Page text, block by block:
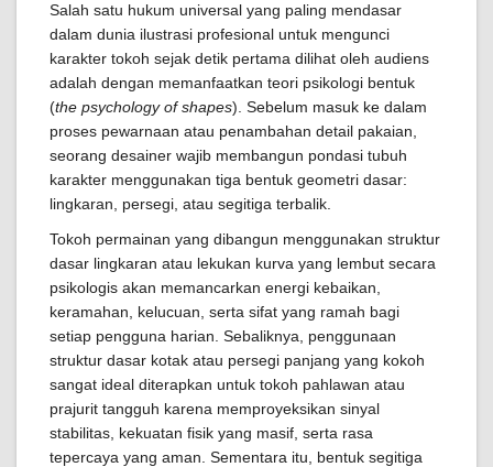
Salah satu hukum universal yang paling mendasar
dalam dunia ilustrasi profesional untuk mengunci
karakter tokoh sejak detik pertama dilihat oleh audiens
adalah dengan memanfaatkan teori psikologi bentuk
(the psychology of shapes). Sebelum masuk ke dalam
proses pewarnaan atau penambahan detail pakaian,
seorang desainer wajib membangun pondasi tubuh
karakter menggunakan tiga bentuk geometri dasar:
lingkaran, persegi, atau segitiga terbalik.
Tokoh permainan yang dibangun menggunakan struktur
dasar lingkaran atau lekukan kurva yang lembut secara
psikologis akan memancarkan energi kebaikan,
keramahan, kelucuan, serta sifat yang ramah bagi
setiap pengguna harian. Sebaliknya, penggunaan
struktur dasar kotak atau persegi panjang yang kokoh
sangat ideal diterapkan untuk tokoh pahlawan atau
prajurit tangguh karena memproyeksikan sinyal
stabilitas, kekuatan fisik yang masif, serta rasa
tepercaya yang aman. Sementara itu, bentuk segitiga